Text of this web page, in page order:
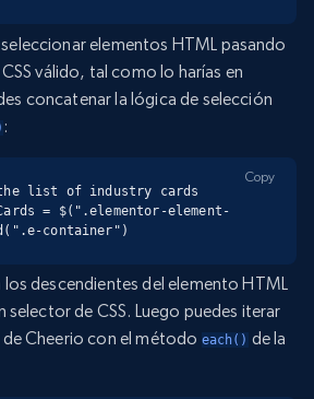
elementos HTML pasando
válido, tal como lo harías en
concatenar la lógica de selección
:
list of industry cards
= $(".elementor-element-
container")
Copy
los descendientes del elemento HTML
de CSS. Luego puedes iterar
Cheerio con el método each() de la